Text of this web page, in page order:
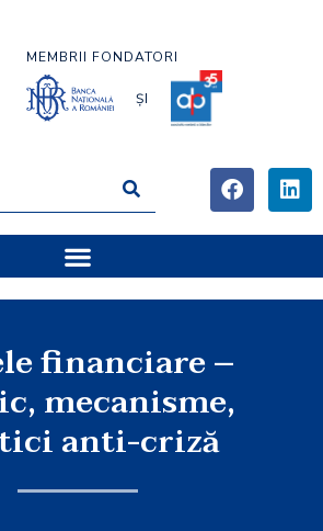
MEMBRII FONDATORI
ȘI
financiare –
mecanisme,
anti-criză